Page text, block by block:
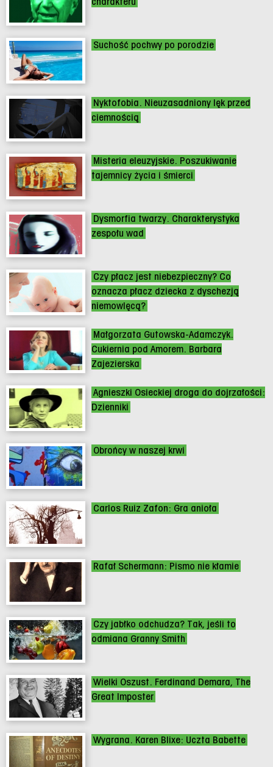
Suchość pochwy po porodzie
Nyktofobia. Nieuzasadniony lęk przed
ciemnością
Misteria eleuzyjskie. Poszukiwanie
tajemnicy życia i śmierci
Dysmorfia twarzy. Charakterystyka
zespołu wad
Czy płacz jest niebezpieczny? Co
oznacza płacz dziecka z dyschezją
niemowlęcą?
Małgorzata Gutowska-Adamczyk.
Cukiernia pod Amorem. Barbara
Zajezierska
Agnieszki Osieckiej droga do dojrzałości:
Dzienniki
Obrońcy w naszej krwi
Carlos Ruiz Zafon: Gra anioła
Rafał Schermann: Pismo nie kłamie
Czy jabłko odchudza? Tak, jeśli to
odmiana Granny Smith
Wielki Oszust. Ferdinand Demara, The
Great Imposter
Wygrana. Karen Blixe: Uczta Babette